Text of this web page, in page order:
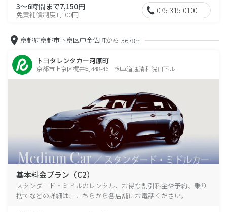
3～6時間まで7,150円
免責補償制度1,100円 075-315-0100
京都府京都市下京区中金仏町から 3678m
トヨタレンタカー河原町
京都市上京区梶井町448-46 御車道通清和院口下ル
基本料金プラン（C2）
スタンダード・ミドルのレンタル、お得な割引料金や予約、乗り
捨てなどの詳細は、こちらから各店舗にお電話ください。